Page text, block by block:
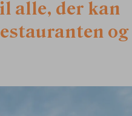
alle, der kan
og